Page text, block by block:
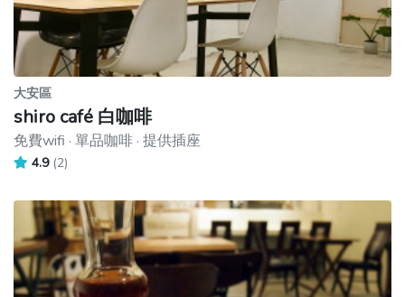
大安區
shiro café 白咖啡
免費wifi · 單品咖啡 · 提供插座
4.9 (2)